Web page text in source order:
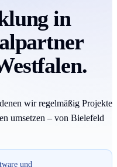
in
wir regelmäßig Projekte
umsetzen – von Bielefeld
und